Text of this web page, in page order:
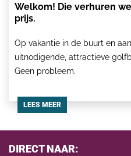
Welkom! Die verhuren
prijs.
Op vakantie in de buurt en
uitnodigende, attractieve
Geen probleem.
LEES MEER
DIRECT NAAR: